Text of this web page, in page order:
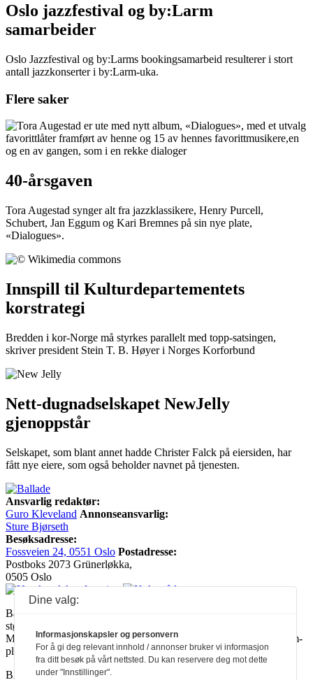
Oslo jazzfestival og by:Larm
samarbeider
Oslo Jazzfestival og by:Larms bookingsamarbeid resulterer i stort
antall jazzkonserter i by:Larm-uka.
Flere saker
40-årsgaven
Tora Augestad synger alt fra jazzklassikere, Henry Purcell,
Schubert, Jan Eggum og Kari Bremnes på sin nye plate,
«Dialogues».
Innspill til Kulturdepartementets
korstrategi
Bredden i kor-Norge må styrkes parallelt med topp-satsingen,
skriver president Stein T. B. Høyer i Norges Korforbund
Nett-dugnadselskapet NewJelly
gjenoppstår
Selskapet, som blant annet hadde Christer Falck på eiersiden, har
fått nye eiere, som også beholder navnet på tjenesten.
Ansvarlig redaktør:
Guro Kleveland Annonseansvarlig:
Sture Bjørseth
Besøksadresse:
Fossveien 24, 0551 Oslo Postadresse:
Postboks 2073 Grünerløkka,
0505 Oslo
Ballade mottar tilskudd fra Norsk kulturråd, i tillegg til økonomisk
støtte fra eierne NOPA, Norsk komponistforening og
Musikkforleggerne. Ballade drives etter Redaktør- og Vær Varsom-
plakaten.
BALLADE — NORGES MUSIKKMAGASIN
Dine valg:
Informasjonskapsler og personvern
For å gi deg relevant innhold / annonser bruker vi informasjon
fra ditt besøk på vårt nettsted. Du kan reservere deg mot dette
under "Innstillinger".